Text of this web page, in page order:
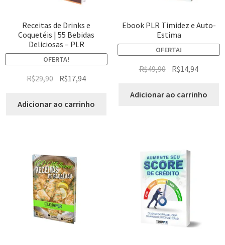
Receitas de Drinks e
Coquetéis | 55 Bebidas
Deliciosas – PLR
OFERTA!
R$29,90 R$17,94
Adicionar ao carrinho
Ebook PLR Timidez e Auto-
Estima
OFERTA!
R$49,90 R$14,94
Adicionar ao carrinho